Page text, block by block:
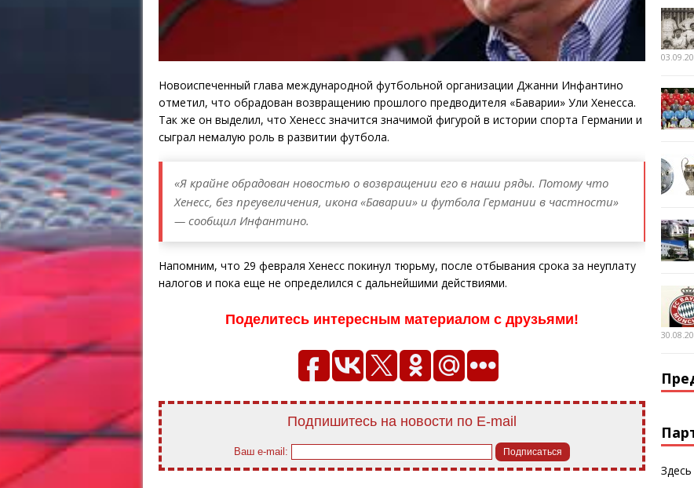
Новоиспеченный глава международной футбольной организации Джанни Инфантино
отметил, что обрадован возвращению прошлого предводителя «Баварии» Ули Хенесса.
Так же он выделил, что Хенесс значится значимой фигурой в истории спорта Германии и
сыграл немалую роль в развитии футбола.
«Я крайне обрадован новостью о возвращении его в наши ряды. Потому что
Хенесс, без преувеличения, икона «Баварии» и футбола Германии в частности»
— сообщил Инфантино.
Напомним, что 29 февраля Хенесс покинул тюрьму, после отбывания срока за неуплату
налогов и пока еще не определился с дальнейшими действиями.
Поделитесь интересным материалом с друзьями!
Подпишитесь на новости по E-mail
Ваш e-mail: